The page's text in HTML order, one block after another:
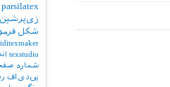
parsilatex
زی‌پرشین
شکل
texstudio
شماره
پی‌دی‌اف